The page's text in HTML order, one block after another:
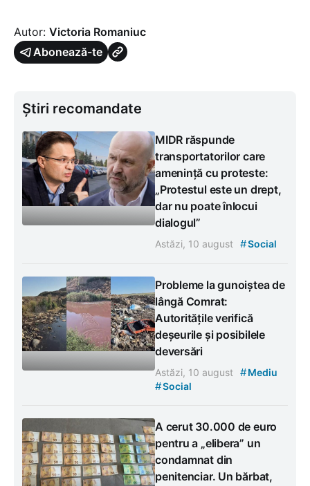
Autor: Victoria Romaniuc
Abonează-te
Știri recomandate
MIDR răspunde
transportatorilor care
amenință cu proteste:
„Protestul este un drept,
dar nu poate înlocui
dialogul”
Astăzi, 10 august #Social
Probleme la gunoiștea de
lângă Comrat:
Autoritățile verifică
deșeurile și posibilele
deversări
Astăzi, 10 august #Mediu
#Social
A cerut 30.000 de euro
pentru a „elibera” un
condamnat din
penitenciar. Un bărbat,